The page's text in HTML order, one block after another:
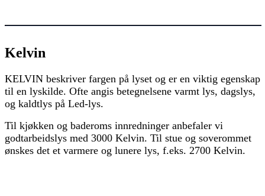
Kelvin
KELVIN beskriver fargen på lyset og er en viktig egenskap
til en lyskilde. Ofte angis betegnelsene varmt lys, dagslys,
og kaldtlys på Led-lys.
Til kjøkken og baderoms innredninger anbefaler vi
godtarbeidslys med 3000 Kelvin. Til stue og soverommet
ønskes det et varmere og lunere lys, f.eks. 2700 Kelvin.